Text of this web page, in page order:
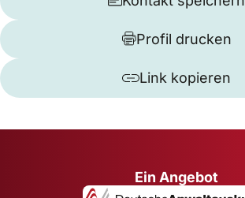
Profil drucken
Link kopieren
Ein Angebot